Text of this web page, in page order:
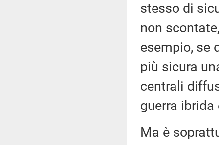
stesso di
non
esempio, se
più sicura
centrali
guerra
Ma è